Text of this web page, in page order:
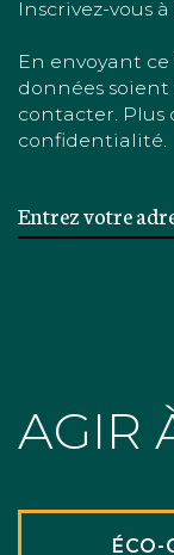
Inscrivez-vous
En envoyant
données
contacter. Plus
confidentialité.
AGIR
ÉCO-